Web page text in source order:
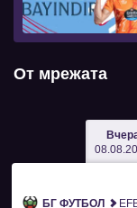
От мрежата
БГ ФУТБОЛ